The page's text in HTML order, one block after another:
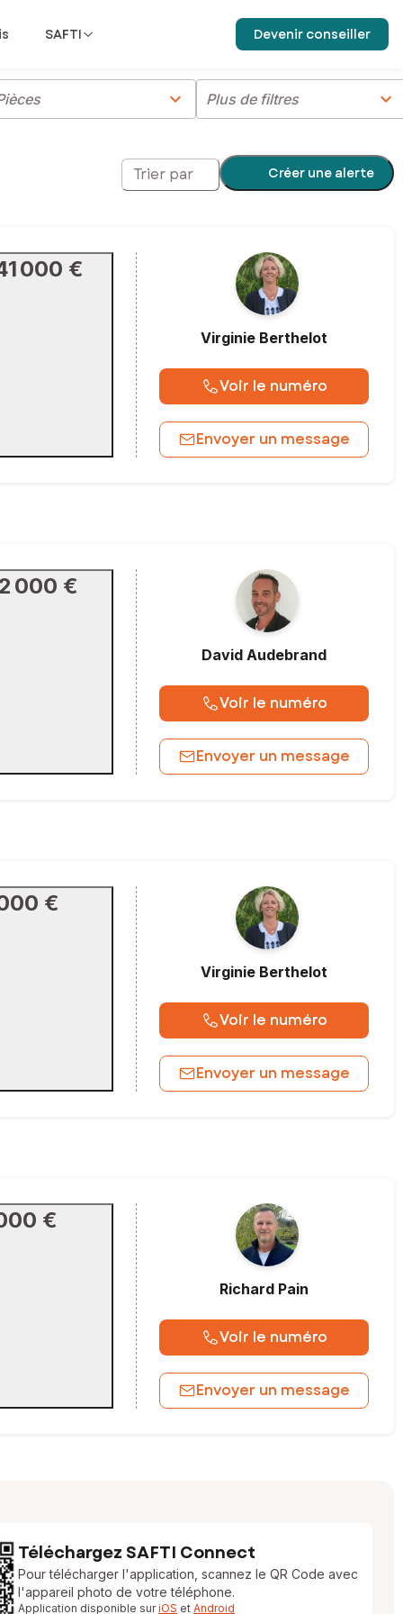
SAFTI Devenir conseiller
chevron_right Plus de filtres chevron_right
Trier par Créer une alerte
000 €
Virginie Berthelot
Voir le numéro
Envoyer un message
000 €
David Audebrand
Voir le numéro
Envoyer un message
€
Virginie Berthelot
Voir le numéro
Envoyer un message
€
Richard Pain
Voir le numéro
Envoyer un message
Téléchargez SAFTI Connect
Pour télécharger l'application, scannez le QR Code avec
l'appareil photo de votre téléphone.
Application disponible suriOS et Android